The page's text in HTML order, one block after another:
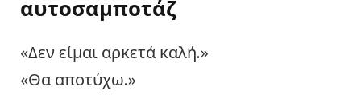
αυτοσαμποτάζ
«Δεν είμαι αρκετά καλή.»
«Θα αποτύχω.»